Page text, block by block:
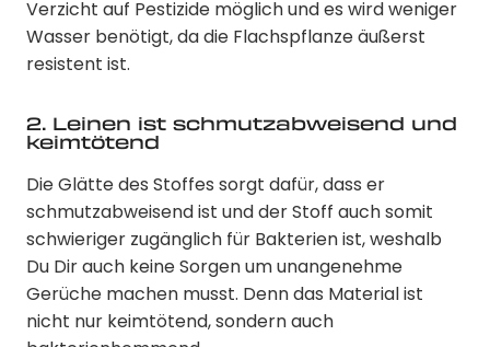
Verzicht auf Pestizide möglich und es wird weniger
Wasser benötigt, da die Flachspflanze äußerst
resistent ist.
2. Leinen ist schmutzabweisend und
keimtötend
Die Glätte des Stoffes sorgt dafür, dass er
schmutzabweisend ist und der Stoff auch somit
schwieriger zugänglich für Bakterien ist, weshalb
Du Dir auch keine Sorgen um unangenehme
Gerüche machen musst. Denn das Material ist
nicht nur keimtötend, sondern auch